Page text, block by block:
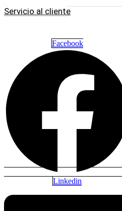
Servicio al cliente
Facebook
Linkedin